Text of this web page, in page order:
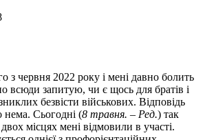
з червня 2022 року і мені давно болить
всюди запитую, чи є щось для братів і
безвісти військових. Відповідь
нема. Сьогодні (8 травня. – Ред.) так
місцях мені відмовили в участі.